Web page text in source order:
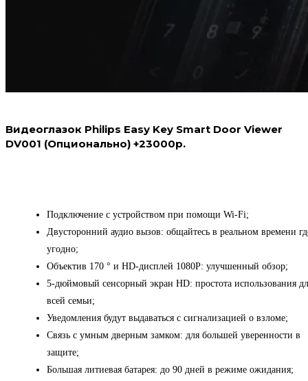
Видеоглазок Philips Easy Key Smart Door Viewer
DV001 (Опционально) +23000р.
Подключение с устройством при помощи Wi-Fi;
Двусторонний аудио вызов: общайтесь в реальном времени
угодно;
Объектив 170 ° и HD-дисплей 1080P: улучшенный обзор;
5-дюймовый сенсорный экран HD: простота использования
всей семьи;
Уведомления будут выдаваться с сигнализацией о взломе;
Связь с умным дверным замком: для большей уверенности в
защите;
Большая литиевая батарея: до 90 дней в режиме ожидания;